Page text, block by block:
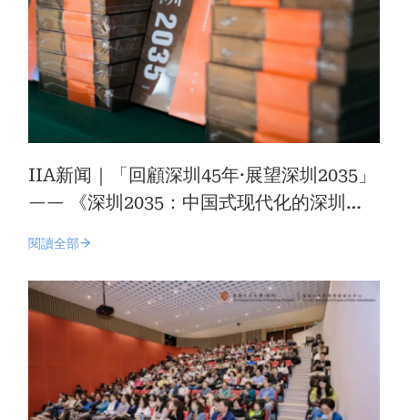
IIA新闻｜「回顧深圳45年·展望深圳2035」
—— 《深圳2035：中国式现代化的深圳展
閱讀全部